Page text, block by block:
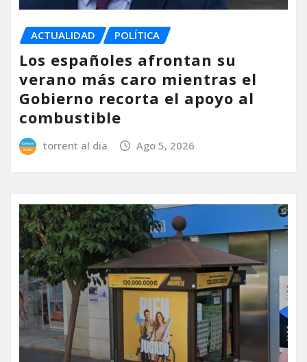
ACTUALIDAD POLÍTICA
Los españoles afrontan su
verano más caro mientras el
Gobierno recorta el apoyo al
combustible
torrent al dia Ago 5, 2026